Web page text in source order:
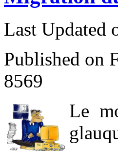
Last Updated
Published on
8569
Le